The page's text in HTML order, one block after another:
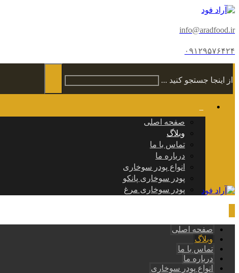
info@aradfood.ir
۰۹۱۲۹۵۷۶۴۲۴
از اینجا جستجو کنید ...
صفحه اصلی
وبلاگ
تماس با ما
درباره ما
انواع پودر سوخاری
پودر سوخاری پانکو
پودر سوخاری مرغ
صفحه اصلی
وبلاگ
تماس با ما
درباره ما
انواع پودر سوخاری